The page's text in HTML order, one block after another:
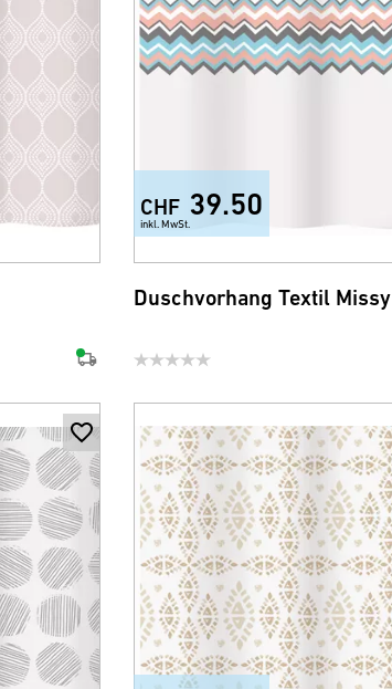
CHF 39.50
inkl. MwSt.
Duschvorhang Textil Missy